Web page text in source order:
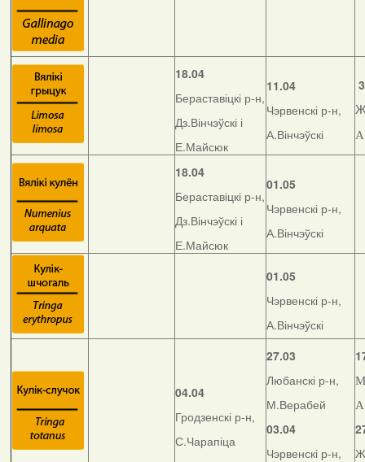
18.04
Бераставіцкі р-н,
Дз.Вінчэўскі і
Е.Майсюк
11.04
Чэрвенскі р-н,
А.Вінчэўскі
18.04
Бераставіцкі р-н,
Дз.Вінчэўскі і
Е.Майсюк
01.05
Чэрвенскі р-н,
А.Вінчэўскі
01.05
Чэрвенскі р-н,
А.Вінчэўскі
04.04
Гродзенскі р-н,
С.Чарапіца
27.03
Любанскі р-н,
М.Верабей
03.04
Чэрвенскі р-н,